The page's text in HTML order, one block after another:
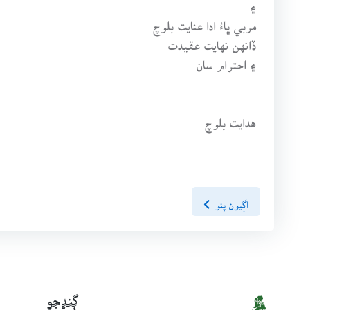
مربي ڀاءُ ادا عنايت بلوچ
ڏانهن نهايت عقيدت
۽ احترام سان
هدايت بلوچ
اڳيون پنو
ڳنڍجو